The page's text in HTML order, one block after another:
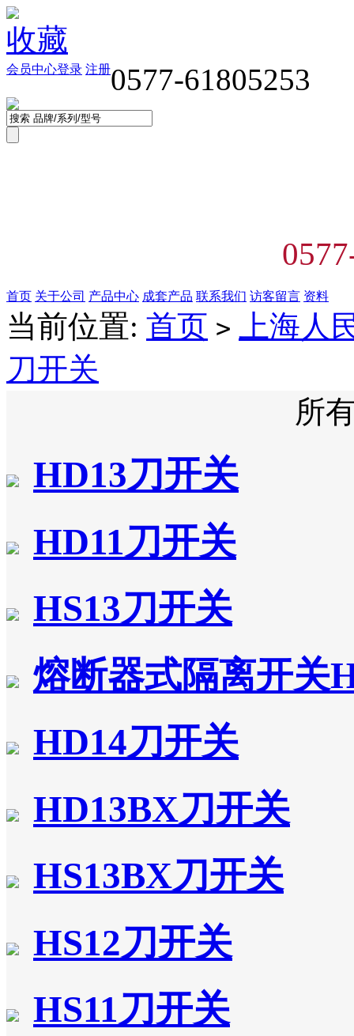
收藏
0577-61805253
登录 注册
会员中心
首页 关于公司 产品中心 成套产品 联系我们 访客留言 资料
当前位置: 首页 >
上海人
刀开关
所
HD13刀开关
HD11刀开关
HS13刀开关
熔断器式隔离开关
HD14刀开关
HD13BX刀开关
HS13BX刀开关
HS12刀开关
HS11刀开关